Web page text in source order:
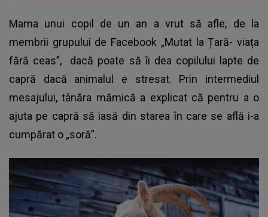
Mama unui copil de un an a vrut să afle, de la
membrii grupului de Facebook „Mutat la Țară- viața
fără ceas”, dacă poate să îi dea copilului lapte de
capră dacă animalul e stresat. Prin intermediul
mesajului, tânăra mămică a explicat că pentru a o
ajuta pe capră să iasă din starea în care se află i-a
cumpărat o „soră”.